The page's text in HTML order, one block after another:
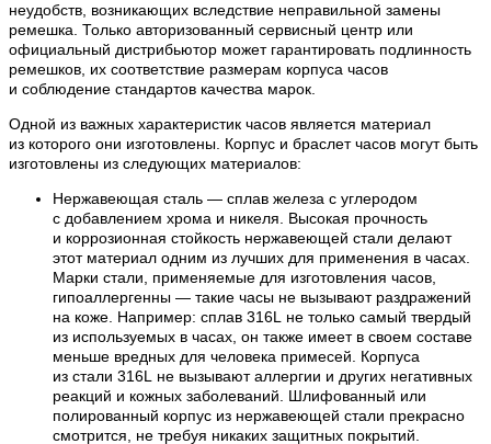
неудобств, возникающих вследствие неправильной замены
ремешка. Только авторизованный сервисный центр или
официальный дистрибьютор может гарантировать подлинность
ремешков, их соответствие размерам корпуса часов
и соблюдение стандартов качества марок.
Одной из важных характеристик часов является материал
из которого они изготовлены. Корпус и браслет часов могут быть
изготовлены из следующих материалов:
Нержавеющая сталь — сплав железа с углеродом
с добавлением хрома и никеля. Высокая прочность
и коррозионная стойкость нержавеющей стали делают
этот материал одним из лучших для применения в часах.
Марки стали, применяемые для изготовления часов,
гипоаллергенны — такие часы не вызывают раздражений
на коже. Например: сплав 316L не только самый твердый
из используемых в часах, он также имеет в своем составе
меньше вредных для человека примесей. Корпуса
из стали 316L не вызывают аллергии и других негативных
реакций и кожных заболеваний. Шлифованный или
полированный корпус из нержавеющей стали прекрасно
смотрится, не требуя никаких защитных покрытий.